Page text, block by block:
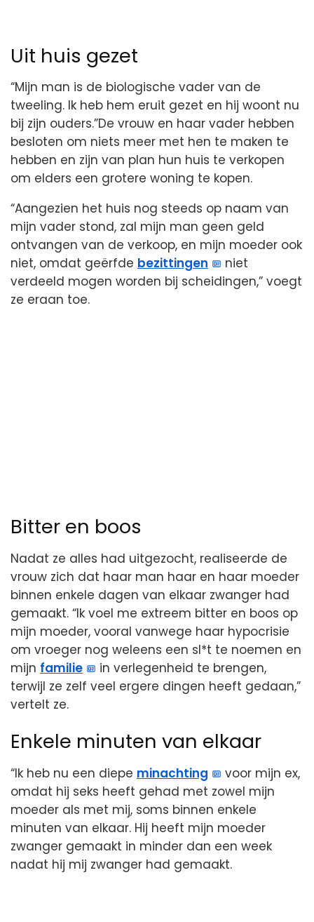
Uit huis gezet
“Mijn man is de biologische vader van de
tweeling. Ik heb hem eruit gezet en hij woont nu
bij zijn ouders.”De vrouw en haar vader hebben
besloten om niets meer met hen te maken te
hebben en zijn van plan hun huis te verkopen
om elders een grotere woning te kopen.
“Aangezien het huis nog steeds op naam van
mijn vader stond, zal mijn man geen geld
ontvangen van de verkoop, en mijn moeder ook
niet, omdat geërfde bezittingen
niet
verdeeld mogen worden bij scheidingen,” voegt
ze eraan toe.
Bitter en boos
Nadat ze alles had uitgezocht, realiseerde de
vrouw zich dat haar man haar en haar moeder
binnen enkele dagen van elkaar zwanger had
gemaakt. “Ik voel me extreem bitter en boos op
mijn moeder, vooral vanwege haar hypocrisie
om vroeger nog weleens een sl*t te noemen en
mijn familie
in verlegenheid te brengen,
terwijl ze zelf veel ergere dingen heeft gedaan,”
vertelt ze.
Enkele minuten van elkaar
“Ik heb nu een diepe minachting
voor mijn ex,
omdat hij seks heeft gehad met zowel mijn
moeder als met mij, soms binnen enkele
minuten van elkaar. Hij heeft mijn moeder
zwanger gemaakt in minder dan een week
nadat hij mij zwanger had gemaakt.